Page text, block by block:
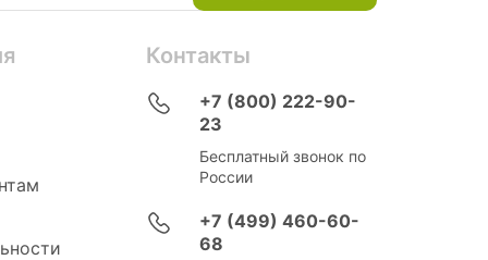
Контакты
+7 (800) 222-90-
23
Бесплатный звонок по
России
+7 (499) 460-60-
68